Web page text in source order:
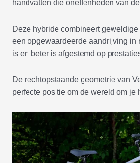
handvatten die oneffenheden van
Deze hybride combineert
een opgewaardeerde aandrijving in
is en beter is afgestemd op
De rechtopstaande geometrie van
perfecte positie om de wereld om je